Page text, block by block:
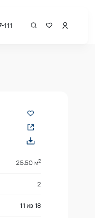
25.50 м2
2
11 из 18